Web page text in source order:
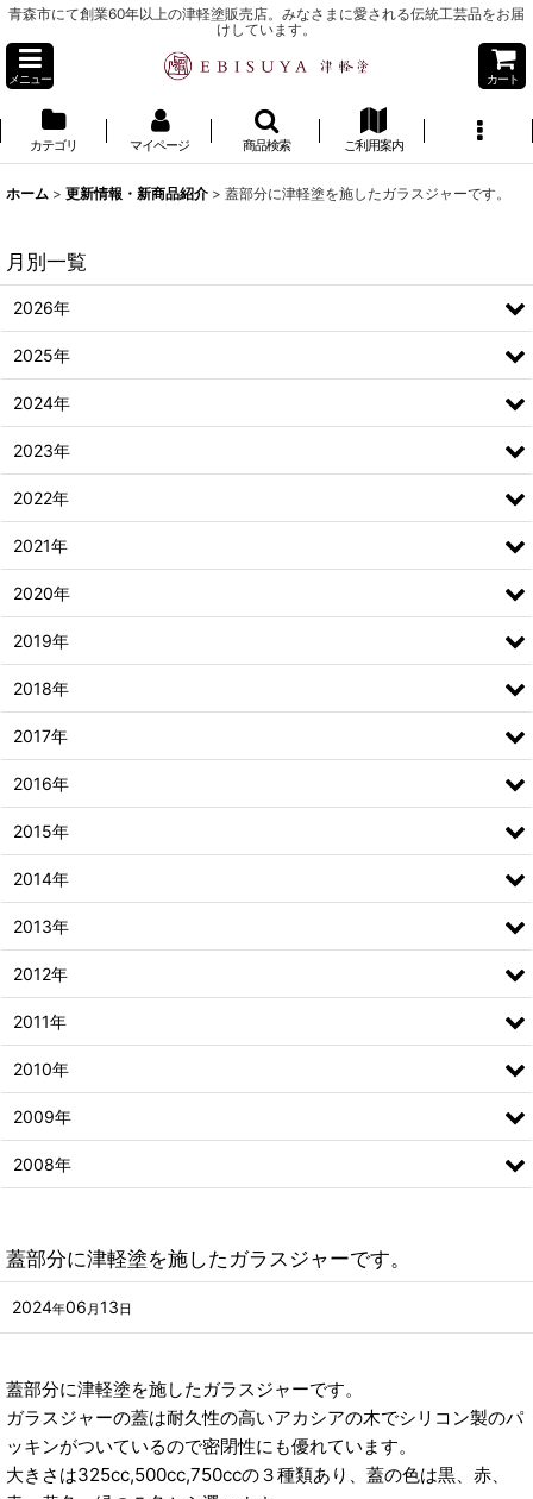
青森市にて創業60年以上の津軽塗販売店。みなさまに愛される伝統工芸品をお届
けしています。
メニュー カート
カテゴリ マイページ 商品検索 ご利用案内
ホーム > 更新情報・新商品紹介 > 蓋部分に津軽塗を施したガラスジャーです。
蓋部分に津軽塗を施したガラスジャーです。
2024年06 月13日
蓋部分に津軽塗を施したガラスジャーです。
ガラスジャーの蓋は耐久性の高いアカシアの木でシリコン製のパ
ッキンがついているので密閉性にも優れています。
大きさは325cc,500cc,750ccの３種類あり、蓋の色は黒、赤、
月別一覧
2026年
2025年
2024年
2023年
2022年
2021年
2020年
2019年
2018年
2017年
2016年
2015年
2014年
2013年
2012年
2011年
2010年
2009年
2008年